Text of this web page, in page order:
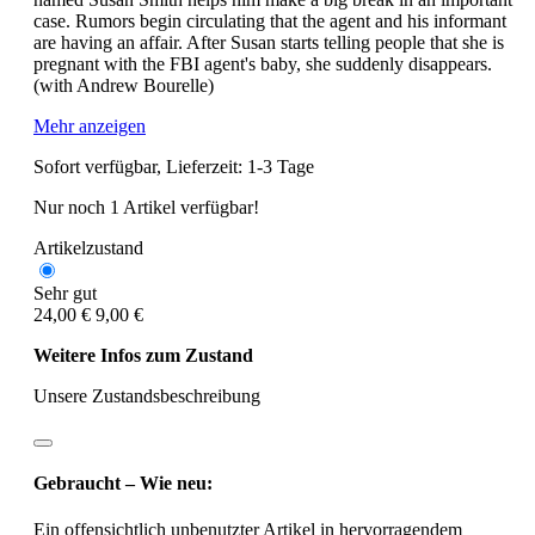
case. Rumors begin circulating that the agent and his informant
are having an affair. After Susan starts telling people that she is
pregnant with the FBI agent's baby, she suddenly disappears.
(with Andrew Bourelle)
Mehr anzeigen
Sofort verfügbar, Lieferzeit: 1-3 Tage
Nur noch 1 Artikel verfügbar!
Artikelzustand
Sehr gut
24,00 € 9,00 €
Weitere Infos zum Zustand
Unsere Zustandsbeschreibung
Gebraucht – Wie neu:
Ein offensichtlich unbenutzter Artikel in hervorragendem